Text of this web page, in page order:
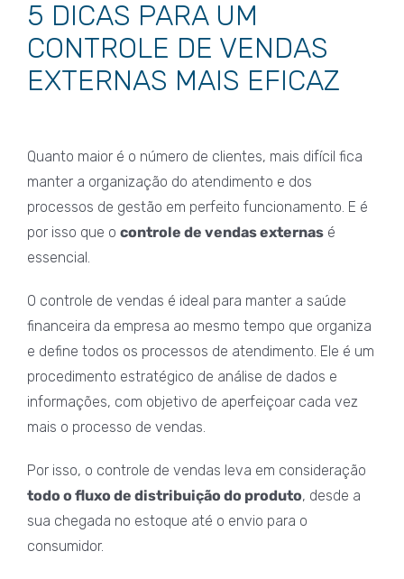
5 DICAS PARA UM
CONTROLE DE VENDAS
EXTERNAS MAIS EFICAZ
Quanto maior é o número de clientes, mais difícil fica
manter a organização do atendimento e dos
processos de gestão em perfeito funcionamento. E é
por isso que o controle de vendas externasé
essencial.
O controle de vendas é ideal para manter a saúde
financeira da empresa ao mesmo tempo que organiza
e define todos os processos de atendimento. Ele é um
procedimento estratégico de análise de dados e
informações, com objetivo de aperfeiçoar cada vez
mais o processo de vendas.
Por isso, o controle de vendas leva em consideração
todo o fluxo de distribuição do produto, desde a
sua chegada no estoque até o envio para o
consumidor.